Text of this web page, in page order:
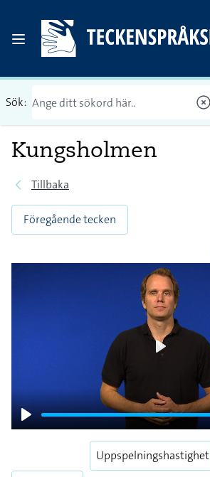
Sök:
Kungsholmen
Tillbaka
Föregående tecken
Play
Uppspelningshastighet